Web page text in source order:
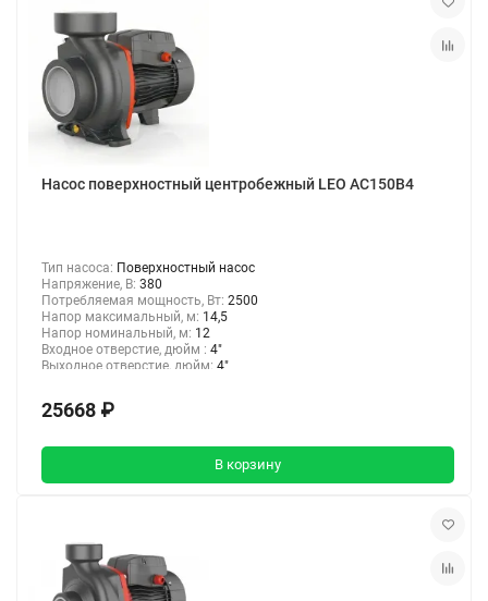
Консольно-моноблочные насосы
Мотопомпы
Насосы для химических жидкостей
Канализационные станции
Насосы для перекачки дизельного топлива и керосина
Насосы для газа
Шкивные насосы
Насосы для бассейнов и джакузи
Насос поверхностный центробежный LEO AC150B4
Тип насоса: Поверхностный насос
Напряжение, В: 380
Потребляемая мощность, Вт: 2500
Напор максимальный, м: 14,5
Напор номинальный, м: 12
Входное отверстие, дюйм : 4"
Выходное отверстие, дюйм: 4"
25668 ₽
В корзину